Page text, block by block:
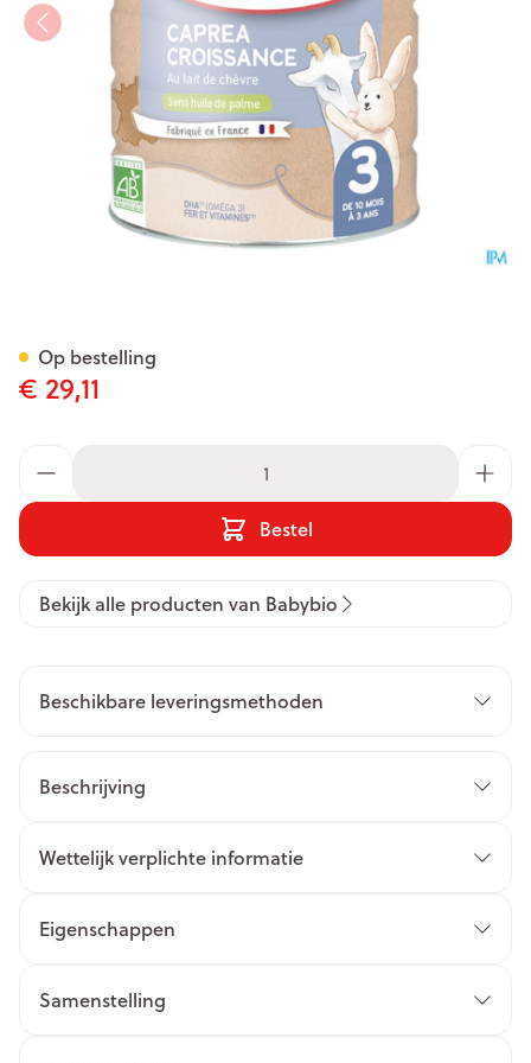
€ 29,11
Bestel
Op bestelling
Bekijk alle producten van Babybio
Beschikbare leveringsmethoden
Beschrijving
Wettelijk verplichte informatie
Eigenschappen
Samenstelling